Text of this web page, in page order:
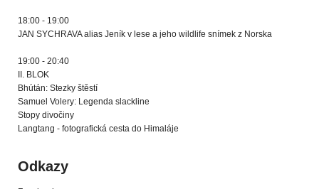
18:00 - 19:00
JAN SYCHRAVA alias Jeník v lese a jeho wildlife snímek z Norska
19:00 - 20:40
II. BLOK
Bhútán: Stezky štěstí
Samuel Volery: Legenda slackline
Stopy divočiny
Langtang - fotografická cesta do Himaláje
Odkazy